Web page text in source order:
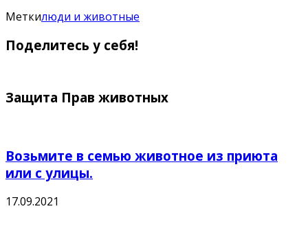
Меткилюди и животные
Поделитесь у себя!
Защита Прав животных
Возьмите в семью животное из приюта
или с улицы.
17.09.2021